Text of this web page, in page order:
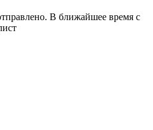
В ближайшее время с